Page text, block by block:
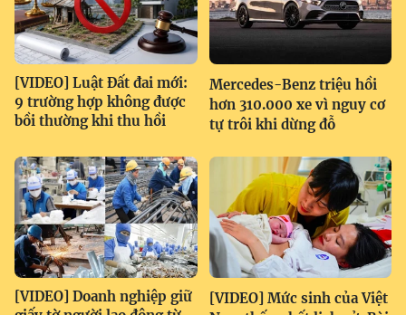
[VIDEO] Luật Đất đai mới:
9 trường hợp không được
bồi thường khi thu hồi
Mercedes-Benz triệu hồi
hơn 310.000 xe vì nguy cơ
tự trôi khi dừng đỗ
[VIDEO] Doanh nghiệp giữ
[VIDEO] Mức sinh của Việt